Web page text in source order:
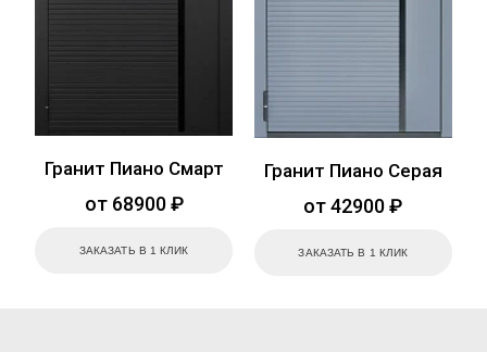
Гранит Пиано Смарт
от 68900 ₽
ЗАКАЗАТЬ В 1 КЛИК
Гранит Пиано Серая
от 42900 ₽
ЗАКАЗАТЬ В 1 КЛИК